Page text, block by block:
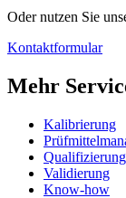
Oder nutzen Sie
Kontaktformular
Mehr
Kalibrierung
Qualifizierung
Validierung
Know-how